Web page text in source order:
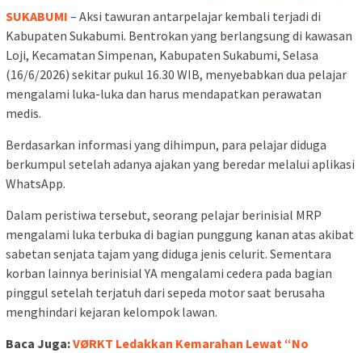
SUKABUMI – Aksi tawuran antarpelajar kembali terjadi di
Kabupaten Sukabumi. Bentrokan yang berlangsung di kawasan
Loji, Kecamatan Simpenan, Kabupaten Sukabumi, Selasa
(16/6/2026) sekitar pukul 16.30 WIB, menyebabkan dua pelajar
mengalami luka-luka dan harus mendapatkan perawatan
medis.
Berdasarkan informasi yang dihimpun, para pelajar diduga
berkumpul setelah adanya ajakan yang beredar melalui aplikasi
WhatsApp.
Dalam peristiwa tersebut, seorang pelajar berinisial MRP
mengalami luka terbuka di bagian punggung kanan atas akibat
sabetan senjata tajam yang diduga jenis celurit. Sementara
korban lainnya berinisial YA mengalami cedera pada bagian
pinggul setelah terjatuh dari sepeda motor saat berusaha
menghindari kejaran kelompok lawan.
Baca Juga:VØRKT Ledakkan Kemarahan Lewat “No